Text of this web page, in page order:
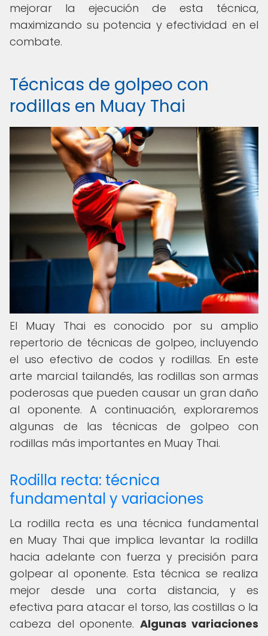
mejorar la ejecución de esta técnica,
maximizando su potencia y efectividad en el
combate.
Técnicas de golpeo con
rodillas en Muay Thai
El Muay Thai es conocido por su amplio
repertorio de técnicas de golpeo, incluyendo
el uso efectivo de codos y rodillas. En este
arte marcial tailandés, las rodillas son armas
poderosas que pueden causar un gran daño
al oponente. A continuación, exploraremos
algunas de las técnicas de golpeo con
rodillas más importantes en Muay Thai.
Rodilla recta: técnica
fundamental y variaciones
La rodilla recta es una técnica fundamental
en Muay Thai que implica levantar la rodilla
hacia adelante con fuerza y ​​precisión para
golpear al oponente. Esta técnica se realiza
mejor desde una corta distancia, y es
efectiva para atacar el torso, las costillas o la
cabeza del oponente. Algunas variaciones